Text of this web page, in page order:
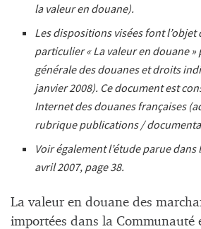
la valeur en douane).
Les dispositions visées font l’objet
particulier « La valeur en douane
générale des douanes et droits
janvier 2008). Ce document est
Internet des douanes françaises
rubrique publications /
Voir également l’étude parue dans
avril 2007, page 38.
La valeur en douane des
importées dans la Communauté